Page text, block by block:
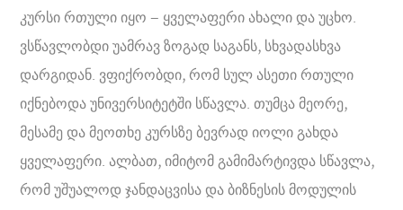
კურსი რთული იყო – ყველაფერი ახალი და უცხო.
ვსწავლობდი უამრავ ზოგად საგანს, სხვადასხვა
დარგიდან. ვფიქრობდი, რომ სულ ასეთი რთული
იქნებოდა უნივერსიტეტში სწავლა. თუმცა მეორე,
მესამე და მეოთხე კურსზე ბევრად იოლი გახდა
ყველაფერი. ალბათ, იმიტომ გამიმარტივდა სწავლა,
რომ უშუალოდ ჯანდაცვისა და ბიზნესის მოდულის